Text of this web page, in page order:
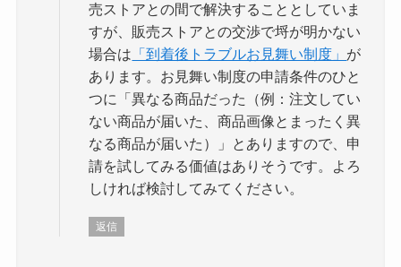
売ストアとの間で解決することとしていま
すが、販売ストアとの交渉で埒が明かない
場合は 「到着後トラブルお見舞い制度」 が
あります。お見舞い制度の申請条件のひと
つに「異なる商品だった（例：注文してい
ない商品が届いた、商品画像とまったく異
なる商品が届いた）」とありますので、申
請を試してみる価値はありそうです。よろ
しければ検討してみてください。
返信